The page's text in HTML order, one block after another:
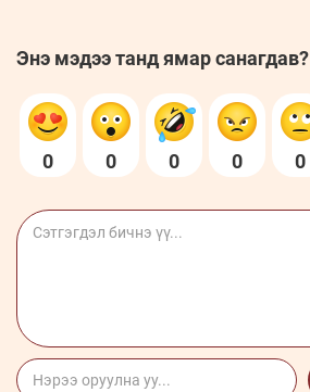
Энэ мэдээ танд ямар санагдав?
0 0 0 0 0